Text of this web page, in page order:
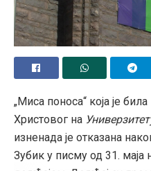
Бес је практично повио
„Признајем да сам
што је штетно за
укључује моје
тога. Управо сам
саиграчима и
јуче десило.
сада, користићу
„Миса поноса“ која је
Христовог на
изненада је отказана
Зубик у писму од 31. маја